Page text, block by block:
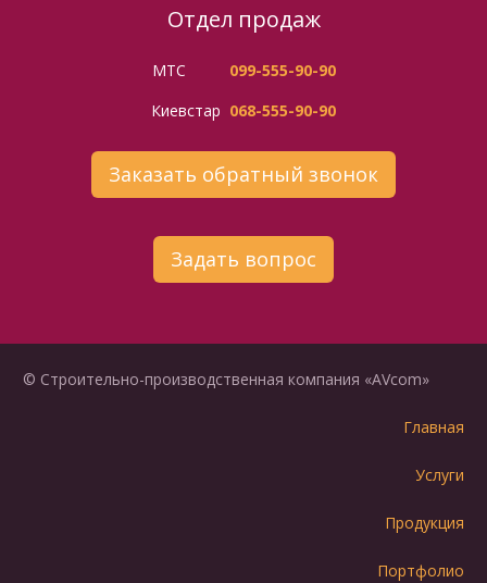
Отдел продаж
МТС 099-555-90-90
Киевстар 068-555-90-90
Заказать обратный звонок
Задать вопрос
© Строительно-производственная компания «AVcom»
Главная
Услуги
Продукция
Портфолио